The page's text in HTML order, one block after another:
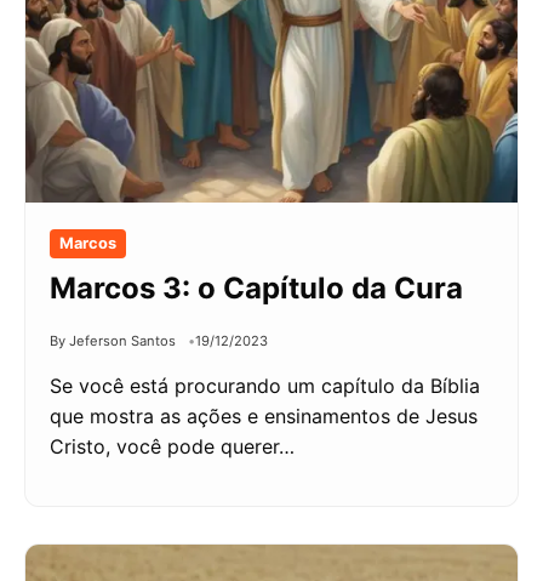
Marcos
Marcos 3: o Capítulo da Cura
By Jeferson Santos 19/12/2023
Se você está procurando um capítulo da Bíblia
que mostra as ações e ensinamentos de Jesus
Cristo, você pode querer…